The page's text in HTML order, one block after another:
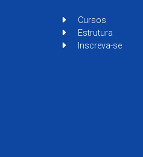
Cursos
Estrutura
Inscreva-se